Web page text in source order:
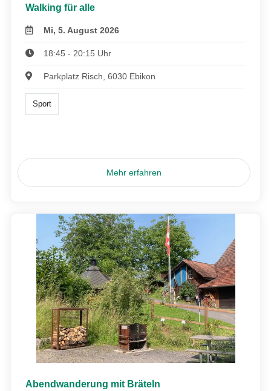
Walking für alle
Mi, 5. August 2026
18:45 - 20:15 Uhr
Parkplatz Risch, 6030 Ebikon
Sport
Mehr erfahren
Abendwanderung mit Bräteln